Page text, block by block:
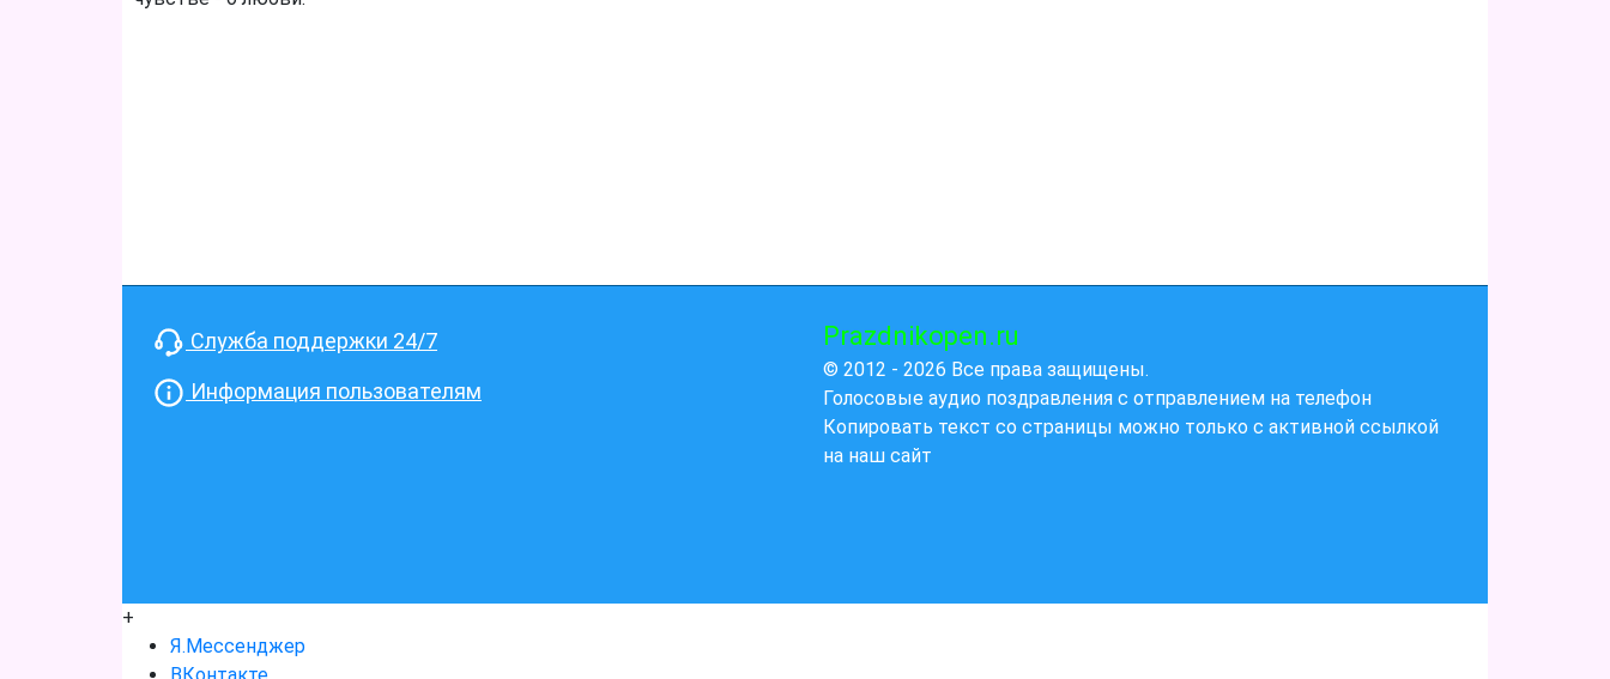
Служба поддержки 24/7
Информация пользователям
Prazdnikopen.ru
© 2012 - 2026 Все права защищены.
Голосовые аудио поздравления с отправлением на телефон
Копировать текст со страницы можно только с активной ссылкой
на наш сайт
+
Я.Мессенджер